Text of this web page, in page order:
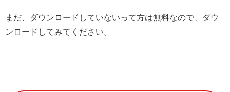
まだ、ダウンロードしていないって方は無料なので、ダウ
ンロードしてみてください。